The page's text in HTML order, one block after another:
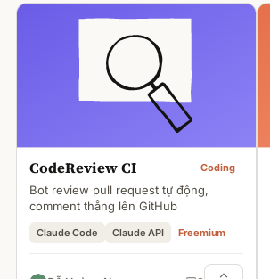
CodeReview CI Coding
Bot review pull request tự động,
comment thẳng lên GitHub
Claude Code Claude API Freemium